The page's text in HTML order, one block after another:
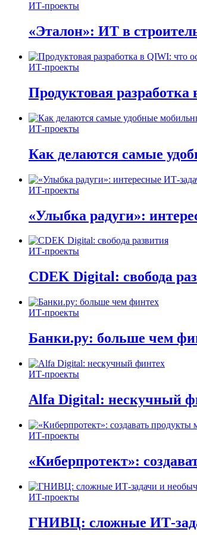
ИТ-проекты
«Эталон»: ИТ в
ИТ-проекты
Продуктовая разработка
ИТ-проекты
Как делаются самые
ИТ-проекты
«Улыбка радуги»:
ИТ-проекты
CDEK Digital: свобода
ИТ-проекты
Банки.ру: больше чем
ИТ-проекты
Alfa Digital: нескучный
ИТ-проекты
«Киберпротект»:
ИТ-проекты
ГНИВЦ: сложные